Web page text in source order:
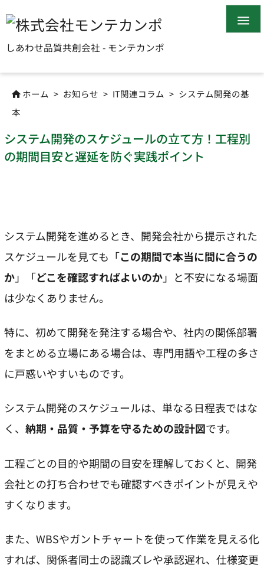
しあわせ品質共創会社 - モンテカンポ

 ホーム > お知らせ > IT関連コラム > システム開発の基
本
システム開発のスケジュールの立て方！工程別
の期間目安と遅延を防ぐ実践ポイント
システム開発を進めるとき、開発会社から提示された
スケジュールを見ても「この期間で本当に間に合うの
か」「どこを確認すればよいのか」と不安になる場面
は少なくありません。
特に、初めて開発を発注する場合や、社内の関係部署
をまとめる立場にある場合は、専門用語や工程の多さ
に戸惑いやすいものです。
システム開発のスケジュールは、単なる日程表ではな
く、 納期・品質・予算を守るための設計図です。
工程ごとの目的や期間の目安を理解しておくと、開発
会社との打ち合わせでも確認すべきポイントが見えや
すくなります。
また、WBSやガントチャートを使って作業を見える化
すれば、関係者同士の認識ズレや承認遅れ、仕様変更